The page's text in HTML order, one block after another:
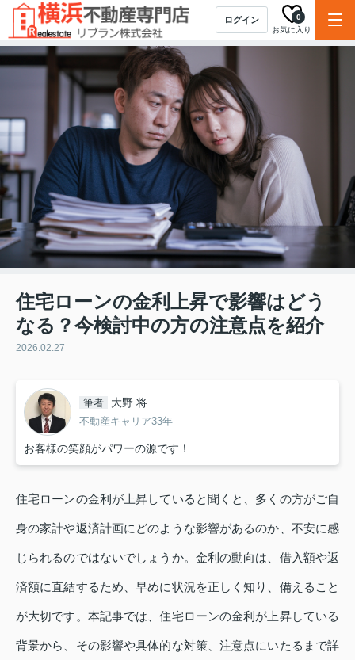
ログイン
お気に入り
0
住宅ローンの金利上昇で影響はどう
なる？今検討中の方の注意点を紹介
2026.02.27
筆者 大野 将
不動産キャリア33年
お客様の笑顔がパワーの源です！
住宅ローンの金利が上昇していると聞くと、多くの方がご自
身の家計や返済計画にどのような影響があるのか、不安に感
じられるのではないでしょうか。金利の動向は、借入額や返
済額に直結するため、早めに状況を正しく知り、備えること
が大切です。本記事では、住宅ローンの金利が上昇している
背景から、その影響や具体的な対策、注意点にいたるまで詳